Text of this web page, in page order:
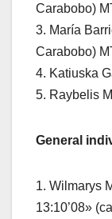
Carabobo)
3. María
Carabobo)
4. Katiuska
5. Raybelis
General
1. Wilmarys
13:10’08»